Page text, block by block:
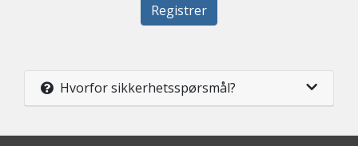
Hvorfor sikkerhetsspørsmål?